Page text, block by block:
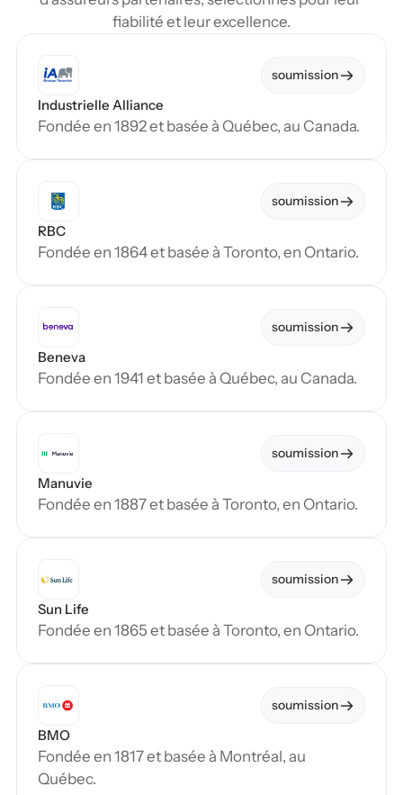
fiabilité et leur excellence.
soumission
Industrielle Alliance
Fondée en 1892 et basée à Québec, au Canada.
soumission
RBC
Fondée en 1864 et basée à Toronto, en Ontario.
soumission
Beneva
Fondée en 1941 et basée à Québec, au Canada.
soumission
Manuvie
Fondée en 1887 et basée à Toronto, en Ontario.
soumission
Sun Life
Fondée en 1865 et basée à Toronto, en Ontario.
soumission
BMO
Fondée en 1817 et basée à Montréal, au
Québec.